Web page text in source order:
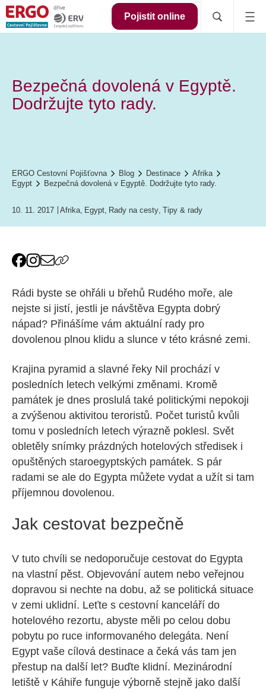
Pojistit online
Bezpečná dovolená v Egyptě.
Dodržujte tyto rady.
ERGO Cestovní Pojišťovna Blog Destinace
Afrika
Egypt
Bezpečná dovolená v Egyptě. Dodržujte tyto rady.
10. 11. 2017 Afrika, Egypt, Rady na cesty, Tipy & rady
Rádi byste se ohřáli u břehů Rudého moře, ale
nejste si jistí, jestli je návštěva Egypta dobrý
nápad? Přinášíme vám aktuální rady pro
dovolenou plnou klidu a slunce v této krásné zemi.
Krajina pyramid a slavné řeky Nil prochází v
posledních letech velkými změnami. Kromě
památek je dnes proslulá také politickými nepokoji
a zvýšenou aktivitou teroristů. Počet turistů kvůli
tomu v posledních letech výrazně poklesl. Svět
obletěly snímky prázdných hotelových středisek i
opuštěných staroegyptských památek. S pár
radami se ale do Egypta můžete vydat a užít si tam
příjemnou dovolenou.
Jak cestovat bezpečně
V tuto chvíli se nedoporučuje cestovat do Egypta
na vlastní pěst. Objevování autem nebo veřejnou
dopravou si nechte na dobu, až se politická situace
v zemi uklidní. Leťte s cestovní kanceláří do
hotelového rezortu, abyste měli po celou dobu
pobytu po ruce informovaného delegáta. Není
Egypt vaše cílová destinace a čeká vás tam jen
přestup na další let? Buďte klidní. Mezinárodní
letiště v Káhiře funguje výborně stejně jako další